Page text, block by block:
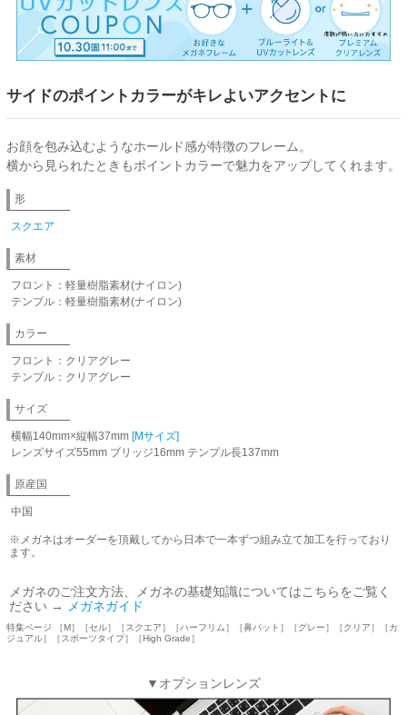
サイドのポイントカラーがキレよいアクセントに
お顔を包み込むようなホールド感が特徴のフレーム。
横から見られたときもポイントカラーで魅力をアップしてくれます。
形
スクエア
素材
フロント：軽量樹脂素材(ナイロン)
テンプル：軽量樹脂素材(ナイロン)
カラー
フロント：クリアグレー
テンプル：クリアグレー
サイズ
横幅140mm×縦幅37mm [Mサイズ]
レンズサイズ55mm ブリッジ16mm テンプル長137mm
原産国
中国
※メガネはオーダーを頂戴してから日本で一本ずつ組み立て加工を行っており
ます。
メガネのご注文方法、メガネの基礎知識についてはこちらをご覧く
ださい →
メガネガイド
特集ページ ［M］［セル］［スクエア］［ハーフリム］［鼻パット］［グレー］［クリア］［カ
ジュアル］［スポーツタイプ］［High Grade］
▼オプションレンズ